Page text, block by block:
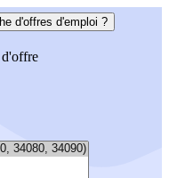
d'offres d'emploi ?
d'offre